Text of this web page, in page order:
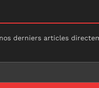
derniers articles